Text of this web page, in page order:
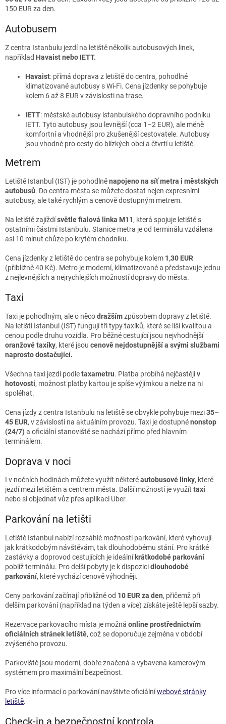
150 EUR za den.
Autobusem
Z centra Istanbulu jezdí na letiště několik autobusových linek,
například Havaist nebo IETT.
Havaist: přímá doprava z letiště do centra, pohodlné
klimatizované autobusy s Wi-Fi. Cena jízdenky se pohybuje
kolem 6 až 8 EUR v závislosti na trase.
IETT: městské autobusy istanbulského dopravního podniku
IETT. Tyto autobusy jsou levnější (cca 1–2 EUR), ale méně
komfortní a vhodnější pro zkušenější cestovatele. Autobusy
jsou vhodné pro cesty do blízkých obcí a čtvrtí u letiště.
Metrem
Letiště Istanbul (IST) je pohodlněnapojeno na síť metra i městských
autobusů. Do centra města se můžete dostat nejen expresními
autobusy, ale také rychlým a cenově dostupným metrem.
Na letiště zajíždísvětle fialová linka M11, která spojuje letiště s
ostatními částmi Istanbulu. Stanice metra je od terminálu vzdálena
asi 10 minut chůze po krytém chodníku.
Cena jízdenky z letiště do centra se pohybuje kolem 1,30 EUR
(přibližně 40 Kč). Metro je moderní, klimatizované a představuje jednu
z nejlevnějších a nejrychlejších možností dopravy do města.
Taxi
Taxi je pohodlným, ale o něcodražšímzpůsobem dopravy z letiště.
Na letišti Istanbul (IST) fungují tři typy taxíků, které se liší kvalitou a
cenou podle druhu vozidla. Pro běžné cestující jsou nejvhodnější
oranžové taxíky, které jsou cenově nejdostupnější a svými službami
naprosto dostačující.
Všechna taxi jezdí podletaxametru. Platba probíhá nejčastějiv
hotovosti, možnost platby kartou je spíše výjimkou a nelze na ni
spoléhat.
Cena jízdy z centra Istanbulu na letiště se obvykle pohybuje mezi35–
45 EUR, v závislosti na aktuálním provozu. Taxi je dostupnénonstop
(24/7) a oficiální stanoviště se nachází přímo před hlavním
terminálem.
Doprava v noci
I v nočních hodinách můžete využít některéautobusové linky, které
jezdí mezi letištěm a centrem města. Další možností je využít taxi
nebo si objednat vůz přes aplikaci Uber.
Parkování na letišti
Letiště Istanbul nabízí rozsáhlé možnosti parkování, které vyhovují
jak krátkodobým návštěvám, tak dlouhodobému stání. Pro krátké
zastávky a doprovod cestujících je ideální krátkodobé parkování
poblíž terminálu. Pro delší pobyty je k dispozicidlouhodobé
parkování, které vychází cenově výhodněji.
Ceny parkování začínají přibližně od 10 EUR za den, přičemž při
delším parkování (například na týden a více) získáte ještě lepší sazby.
Rezervace parkovacího místa je možná online prostřednictvím
oficiálních stránek letiště, což se doporučuje zejména v období
zvýšeného provozu.
Parkoviště jsou moderní, dobře značená a vybavena kamerovým
systémem pro maximální bezpečnost.
Pro více informací o parkování navštivte oficiálníwebové stránky
letiště.
Check-in a bezpečnostní kontrola